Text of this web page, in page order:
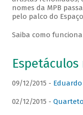
nomes da MPB
pelo palco do
Saiba como
09/12/2015 -
02/12/2015 -